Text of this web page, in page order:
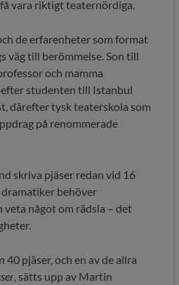
vara riktigt teaternördiga.
de erfarenheter som format
väg till berömmelse. Son till
och mamma
studenten till Istanbul
därefter tysk teaterskola som
på renommerade
skriva pjäser redan vid 16
dramatiker behöver
veta något om rädsla – det
40 pjäser, och en av de allra
, sätts upp av Martin